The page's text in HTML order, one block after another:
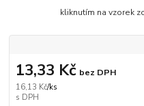
kliknutím na vzorek
16,13 Kč/ks
13,33 Kč bez DPH